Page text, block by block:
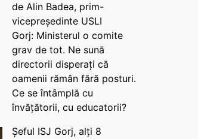
de Alin Badea, prim-
vicepreședinte USLI
Gorj: Ministerul o comite
grav de tot. Ne sună
directorii disperați că
oamenii rămân fără posturi.
Ce se întâmplă cu
învățătorii, cu educatorii?
Șeful ISJ Gorj, alți 8